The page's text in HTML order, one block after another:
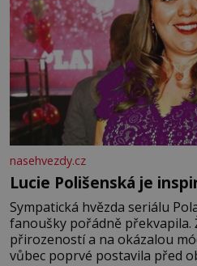
nasehvezdy.cz
Lucie Polišenská je
Sympatická hvězda seriálu
fanoušky pořádně překvapila.
přirozeností a na okázalou
vůbec poprvé postavila před